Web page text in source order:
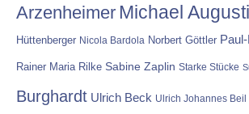
Arzenheimer Michael
Hüttenberger Nicola Bardola Norbert Göttler
Rainer Maria Rilke Sabine Zaplin Starke Stücke
Burghardt Ulrich Beck Ulrich Johannes Beil